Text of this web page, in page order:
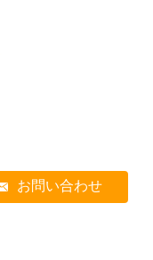
お問い合わせ